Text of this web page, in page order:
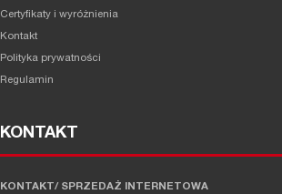
Certyfikaty i wyróżnienia
Kontakt
Polityka prywatności
Regulamin
KONTAKT
KONTAKT/ SPRZEDAŻ INTERNETOWA